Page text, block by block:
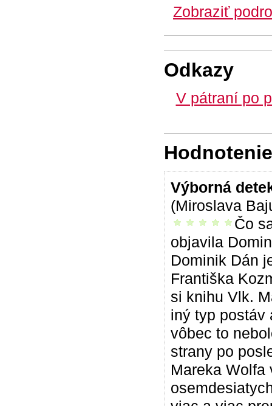
Zobraziť
Odkazy
V pátraní po
Výborná
(Miroslava
vrelo odporúčam
Čo
objavila
Dominik Dán
Františka
si knihu Vlk.
iný typ postáv
vôbec to
strany po
Mareka Wolfa